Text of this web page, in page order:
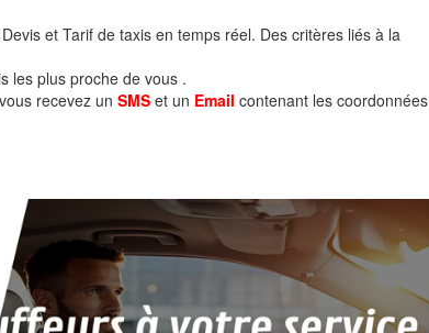
et Tarif de taxis en temps réel. Des critères liés à la
les plus proche de vous .
recevez un SMS et un Email contenant les coordonnées